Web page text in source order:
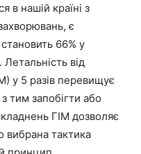
в нашій країні з
є
66% у
Летальність від
у 5 разів перевищує
тим запобігти або
ГІМ дозволяє
вибрана тактика